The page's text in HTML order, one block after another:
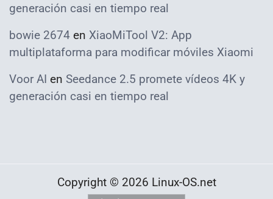
generación casi en tiempo real
bowie 2674 en XiaoMiTool V2: App
multiplataforma para modificar móviles Xiaomi
Voor AI en Seedance 2.5 promete vídeos 4K y
generación casi en tiempo real
Copyright © 2026 Linux-OS.net